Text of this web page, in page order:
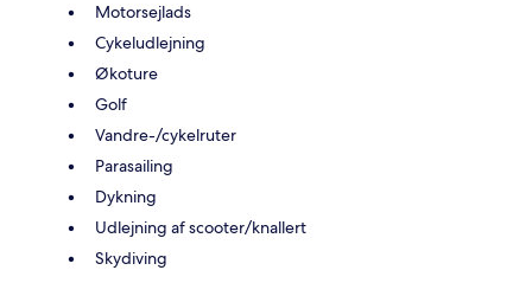
Motorsejlads
Cykeludlejning
Økoture
Golf
Vandre-/cykelruter
Parasailing
Dykning
Udlejning af scooter/knallert
Skydiving